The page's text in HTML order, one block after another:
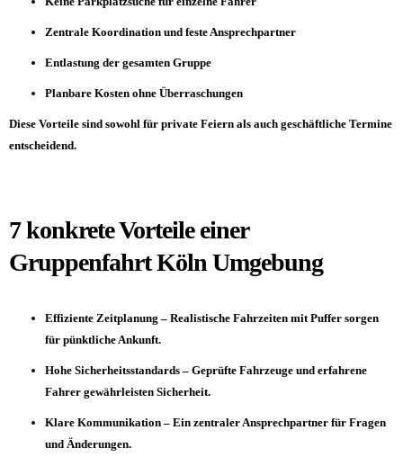
Zentrale Koordination und feste Ansprechpartner
Entlastung der gesamten Gruppe
Planbare Kosten ohne Überraschungen
Diese Vorteile sind sowohl für private Feiern als auch geschäftliche Termine
entscheidend.
7 konkrete Vorteile einer
Gruppenfahrt Köln Umgebung
Effiziente Zeitplanung – Realistische Fahrzeiten mit Puffer sorgen
für pünktliche Ankunft.
Hohe Sicherheitsstandards – Geprüfte Fahrzeuge und erfahrene
Fahrer gewährleisten Sicherheit.
Klare Kommunikation – Ein zentraler Ansprechpartner für Fragen
und Änderungen.